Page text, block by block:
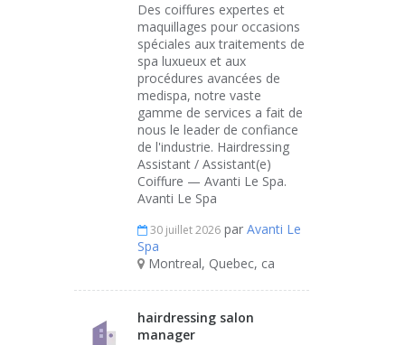
Des coiffures expertes et
maquillages pour occasions
spéciales aux traitements de
spa luxueux et aux
procédures avancées de
medispa, notre vaste
gamme de services a fait de
nous le leader de confiance
de l'industrie. Hairdressing
Assistant / Assistant(e)
Coiffure — Avanti Le Spa.
Avanti Le Spa
30 juillet 2026 par Avanti Le
Spa
Montreal, Quebec, ca
hairdressing salon
manager